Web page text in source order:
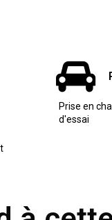
Prise en
d'essai